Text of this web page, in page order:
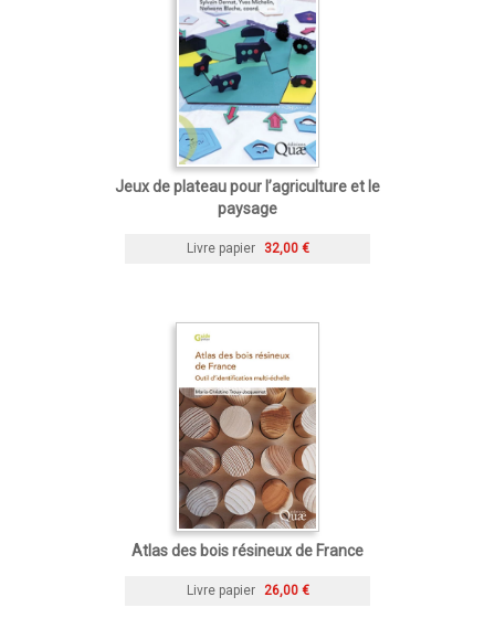
Jeux de plateau pour l’agriculture et le
paysage
Livre papier 32,00 €
Atlas des bois résineux de France
Livre papier 26,00 €